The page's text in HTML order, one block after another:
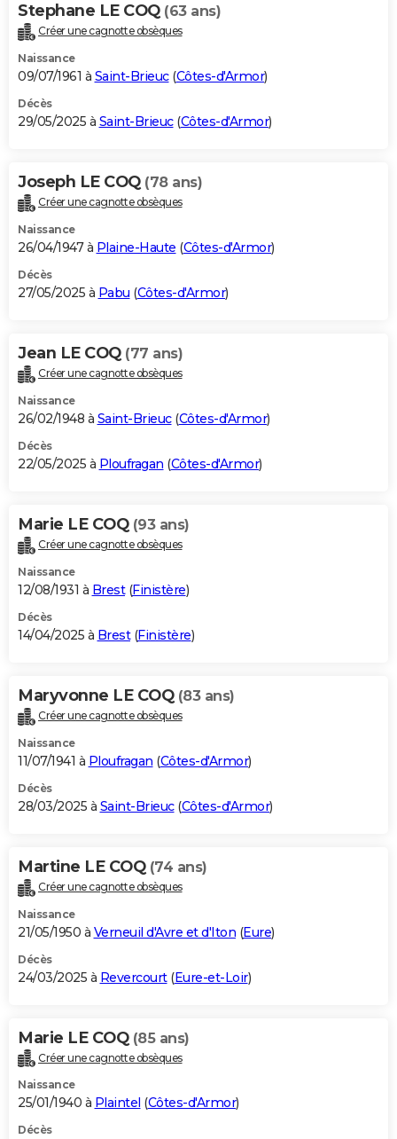
Stephane LE COQ (63 ans)
Créer une cagnotte obsèques
Naissance
09/07/1961 à Saint-Brieuc(Côtes-d'Armor)
Décès
29/05/2025 à Saint-Brieuc(Côtes-d'Armor)
Joseph LE COQ (78 ans)
Créer une cagnotte obsèques
Naissance
26/04/1947 à Plaine-Haute (Côtes-d'Armor)
Décès
27/05/2025 à Pabu (Côtes-d'Armor)
Jean LE COQ (77 ans)
Créer une cagnotte obsèques
Naissance
26/02/1948 à Saint-Brieuc(Côtes-d'Armor)
Décès
22/05/2025 à Ploufragan (Côtes-d'Armor)
Marie LE COQ (93 ans)
Créer une cagnotte obsèques
Naissance
12/08/1931 à Brest(Finistère)
Décès
14/04/2025 à Brest(Finistère)
Maryvonne LE COQ (83 ans)
Créer une cagnotte obsèques
Naissance
11/07/1941 à Ploufragan (Côtes-d'Armor)
Décès
28/03/2025 à Saint-Brieuc(Côtes-d'Armor)
Martine LE COQ (74 ans)
Créer une cagnotte obsèques
Naissance
21/05/1950 à Verneuil d'Avre et d'Iton (Eure)
Décès
24/03/2025 à Revercourt(Eure-et-Loir)
Marie LE COQ (85 ans)
Créer une cagnotte obsèques
Naissance
25/01/1940 à Plaintel (Côtes-d'Armor)
Décès